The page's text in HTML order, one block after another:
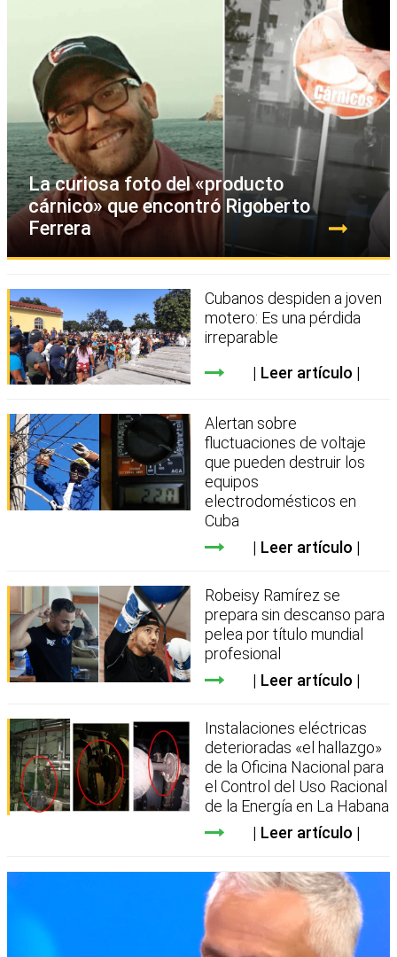
La curiosa foto del «producto
cárnico» que encontró Rigoberto
Ferrera
Cubanos despiden a joven
motero: Es una pérdida
irreparable
Leer artículo
Alertan sobre
fluctuaciones de voltaje
que pueden destruir los
equipos
electrodomésticos en
Cuba
Leer artículo
Robeisy Ramírez se
prepara sin descanso para
pelea por título mundial
profesional
Leer artículo
Instalaciones eléctricas
deterioradas «el hallazgo»
de la Oficina Nacional para
el Control del Uso Racional
de la Energía en La Habana
Leer artículo